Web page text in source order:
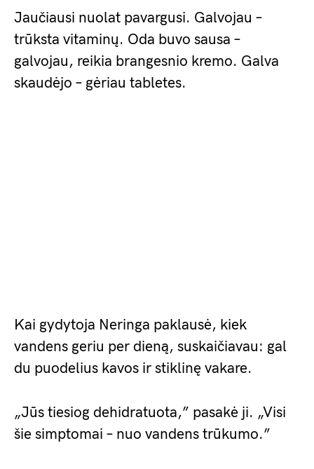
Jaučiausi nuolat pavargusi. Galvojau –
trūksta vitaminų. Oda buvo sausa –
galvojau, reikia brangesnio kremo. Galva
skaudėjo – gėriau tabletes.
Kai gydytoja Neringa paklausė, kiek
vandens geriu per dieną, suskaičiavau: gal
du puodelius kavos ir stiklinę vakare.
„Jūs tiesiog dehidratuota,” pasakė ji. „Visi
šie simptomai – nuo vandens trūkumo.”